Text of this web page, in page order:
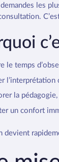
demandes les
le temps
la
un confort
devient